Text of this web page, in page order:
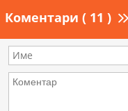
Коментари ( 11 )